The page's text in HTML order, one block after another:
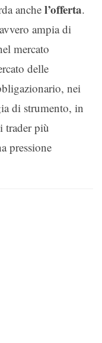
anche l’offerta.
ampia di
mercato
delle
nei
di strumento, in
trader più
pressione